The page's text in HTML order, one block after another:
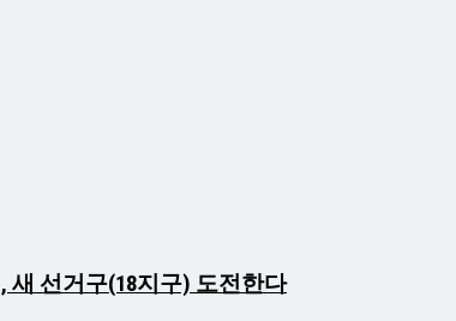
새 선거구(18지구) 도전한다